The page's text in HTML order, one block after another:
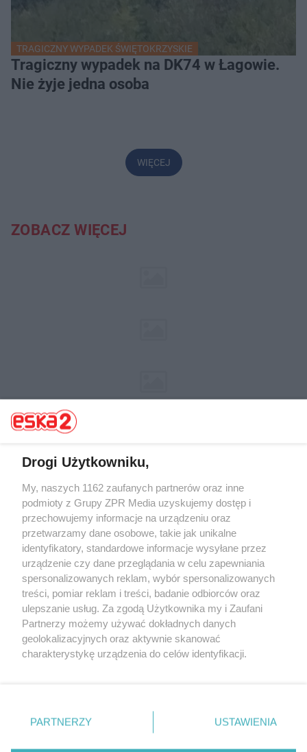
TRAGICZNY WYPADEK ŚWIĘTOKRZYSKIE
Tragiczny wypadek na DK74 w Łagowie.
Nie żyje jedna osoba
WIĘCEJ
ZOBACZ WIĘCEJ
Żaden utwór zamieszczony w serwisie nie może być powielany i
rozpowszechniany lub dalej rozpowszechniany w jakikolwiek sposób (w
tym także elektroniczny lub mechaniczny) na jakimkolwiek polu
eksploatacji w jakiejkolwiek formie, włącznie z umieszczaniem w
Internecie bez pisemnej zgody właściciela praw. Jakiekolwiek użycie lub
wykorzystanie utworów w całości lub w części z naruszeniem prawa,
tzn. bez właściwej zgody, jest zabronione pod groźbą kary i może być
ścigane prawnie.
Drogi Użytkowniku,
My, naszych 1162 zaufanych partnerów oraz inne
podmioty z Grupy ZPR Media uzyskujemy dostęp i
przechowujemy informacje na urządzeniu oraz
przetwarzamy dane osobowe, takie jak unikalne
identyfikatory, standardowe informacje wysyłane przez
urządzenie czy dane przeglądania w celu zapewniania
spersonalizowanych reklam, wybór spersonalizowanych
treści, pomiar reklam i treści, badanie odbiorców oraz
ulepszanie usług. Za zgodą Użytkownika my i Zaufani
Partnerzy możemy używać dokładnych danych
geolokalizacyjnych oraz aktywnie skanować
charakterystykę urządzenia do celów identyfikacji.
zmienić/wycofać klikając przycisk ustawień prywatności
znajdujący się w lewym dolnym rogu strony
rodzaje przetwarzania danych nie wymagają zgody
PARTNERZY USTAWIENIA